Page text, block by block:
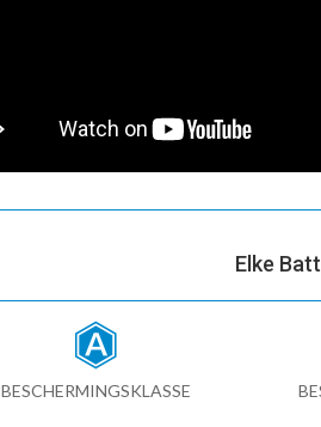
Elke
BESCHERMINGSKLASSE